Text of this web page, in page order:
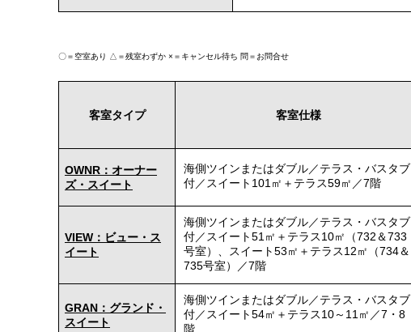
〇＝空室あり △＝残室わずか ×＝キャンセル待ち 問＝お問合せ
客室タイプ 客室仕様
OWNR：オーナー
ズ・スイート
海側ツインまたはダブル／テラス・バスタブ
付／スイート101㎡＋テラス59㎡／7階
VIEW：ビュー・ス
イート
海側ツインまたはダブル／テラス・バスタブ
付／スイート51㎡＋テラス10㎡（732＆733
号室）、スイート53㎡＋テラス12㎡（734＆
735号室）／7階
GRAN：グランド・
スイート
海側ツインまたはダブル／テラス・バスタブ
付／スイート54㎡＋テラス10～11㎡／7・8
階